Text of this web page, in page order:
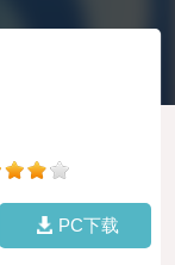
PC下载